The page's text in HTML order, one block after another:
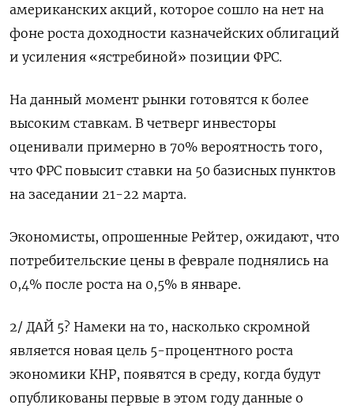
американских акций, которое сошло на нет на
фоне роста доходности казначейских облигаций
и усиления «ястребиной» позиции ФРС.
На данный момент рынки готовятся к более
высоким ставкам. В четверг инвесторы
оценивали примерно в 70% вероятность того,
что ФРС повысит ставки на 50 базисных пунктов
на заседании 21-22 марта.
Экономисты, опрошенные Рейтер, ожидают, что
потребительские цены в феврале поднялись на
0,4% после роста на 0,5% в январе.
2/ ДАЙ 5? Намеки на то, насколько скромной
является новая цель 5-процентного роста
экономики КНР, появятся в среду, когда будут
опубликованы первые в этом году данные о